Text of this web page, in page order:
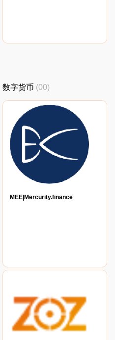
数字货币 (00)
MEE|Mercurity.finance